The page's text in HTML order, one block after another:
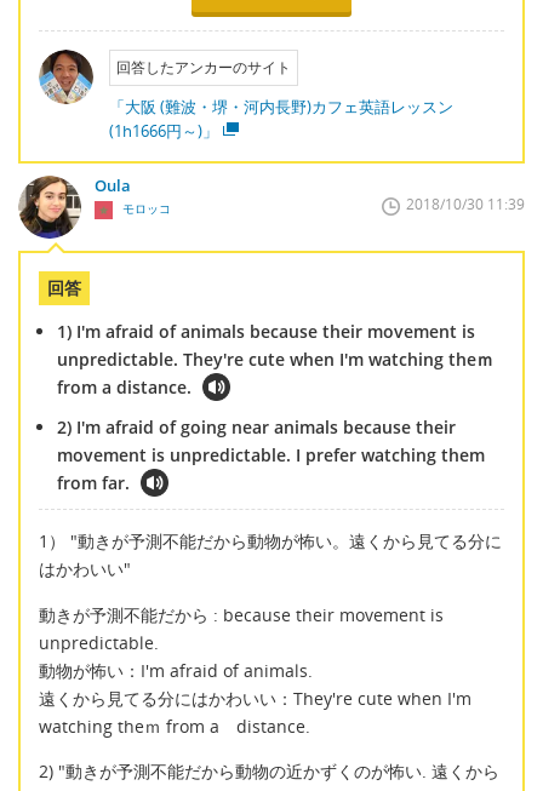
回答したアンカーのサイト
「大阪 (難波・堺・河内長野)カフェ英語レッスン
(1h1666円～)」
Oula
モロッコ 2018/10/30 11:39
回答
1) I'm afraid of animals because their movement is
unpredictable. They're cute when I'm watching theｍ
from a distance.
2) I'm afraid of going near animals because their
movement is unpredictable. I prefer watching them
from far.
1） "動きが予測不能だから動物が怖い。遠くから見てる分に
はかわいい"
動きが予測不能だから : because their movement is
unpredictable.
動物が怖い：I'm afraid of animals.
遠くから見てる分にはかわいい：They're cute when I'm
watching theｍ from a distance.
2) "動きが予測不能だから動物の近かずくのが怖い. 遠くから